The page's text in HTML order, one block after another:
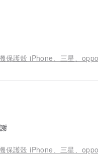
保護殼 iPhone、三星、
保護殼 iPhone、三星、